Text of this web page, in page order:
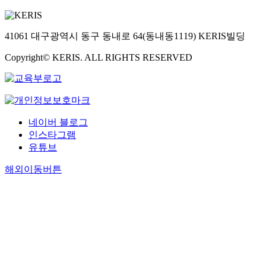
41061 대구광역시 동구 동내로 64(동내동1119) KERIS빌딩
Copyright© KERIS. ALL RIGHTS RESERVED
네이버 블로그
인스타그램
유튜브
해외이동버튼